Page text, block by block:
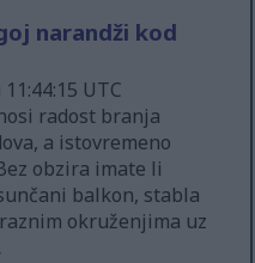
narandži kod
UTC
radost branja
a istovremeno
obzira imate li
balkon, stabla
okruženjima uz